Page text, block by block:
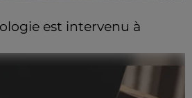
est intervenu à